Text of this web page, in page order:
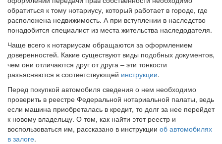
обратиться к тому нотариусу, который работает в городе, где
расположена недвижимость. А при вступлении в наследство
понадобится специалист из места жительства наследодателя.
Чаще всего к нотариусам обращаются за оформлением
доверенностей. Какие существуют виды подобных документов,
чем они отличаются друг от друга – эти тонкости
разъясняются в соответствующей инструкции.
Перед покупкой автомобиля сведения о нем необходимо
проверить в реестре Федеральной нотариальной палаты, ведь
если машина приобреталась в кредит, то долг за нее перейдет
к новому владельцу. О том, как найти этот реестр и
воспользоваться им, рассказано в инструкции об автомобилях
в залоге.